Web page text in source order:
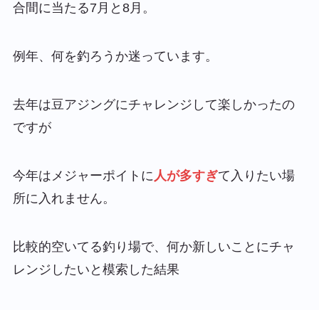
合間に当たる7月と8月。
例年、何を釣ろうか迷っています。
去年は豆アジングにチャレンジして楽しかったの
ですが
今年はメジャーポイトに 人が多すぎて入りたい場
所に入れません。
比較的空いてる釣り場で、何か新しいことにチャ
レンジしたいと模索した結果